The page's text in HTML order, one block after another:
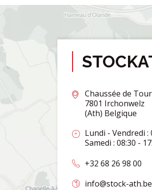
Chaussée de
7801 Irchonwelz
(Ath) Belgique
Lundi - Vendredi :
Samedi : 08:30 -
+32 68 26 98 00
info@stock-ath.be